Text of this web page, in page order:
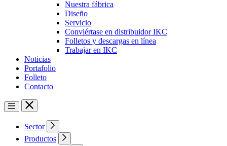
Nuestra fábrica
Diseño
Servicio
Conviértase en distribuidor IKC
Folletos y descargas en línea
Trabajar en IKC
Noticias
Portafolio
Folleto
Contacto
Sector
Productos